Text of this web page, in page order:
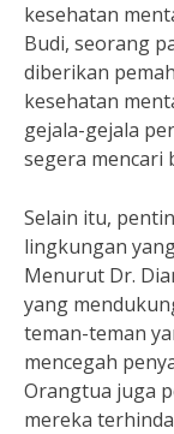
kesehatan
Budi, seorang
diberikan
kesehatan
gejala-gejala
segera mencari
Selain itu,
lingkungan
Menurut Dr.
yang
teman-teman
mencegah
Orangtua juga
mereka